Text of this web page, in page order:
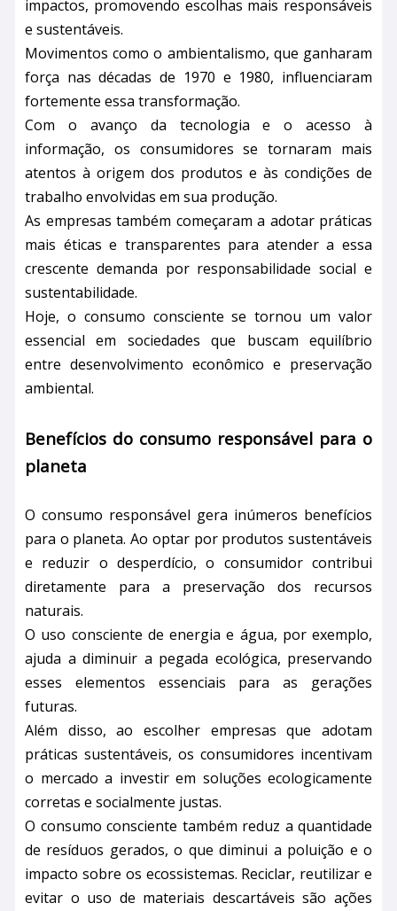
impactos, promovendo escolhas mais responsáveis
e sustentáveis.
Movimentos como o ambientalismo, que ganharam
força nas décadas de 1970 e 1980, influenciaram
fortemente essa transformação.
Com o avanço da tecnologia e o acesso à
informação, os consumidores se tornaram mais
atentos à origem dos produtos e às condições de
trabalho envolvidas em sua produção.
As empresas também começaram a adotar práticas
mais éticas e transparentes para atender a essa
crescente demanda por responsabilidade social e
sustentabilidade.
Hoje, o consumo consciente se tornou um valor
essencial em sociedades que buscam equilíbrio
entre desenvolvimento econômico e preservação
ambiental.
Benefícios do consumo responsável para o
planeta
O consumo responsável gera inúmeros benefícios
para o planeta. Ao optar por produtos sustentáveis
e reduzir o desperdício, o consumidor contribui
diretamente para a preservação dos recursos
naturais.
O uso consciente de energia e água, por exemplo,
ajuda a diminuir a pegada ecológica, preservando
esses elementos essenciais para as gerações
futuras.
Além disso, ao escolher empresas que adotam
práticas sustentáveis, os consumidores incentivam
o mercado a investir em soluções ecologicamente
corretas e socialmente justas.
O consumo consciente também reduz a quantidade
de resíduos gerados, o que diminui a poluição e o
impacto sobre os ecossistemas. Reciclar, reutilizar e
evitar o uso de materiais descartáveis são ações